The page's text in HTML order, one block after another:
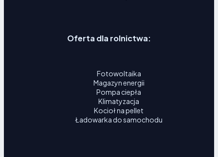
Oferta dla rolnictwa:
Fotowoltaika
Magazyn energii
Pompa ciepła
Klimatyzacja
Kocioł na pellet
Ładowarka do samochodu